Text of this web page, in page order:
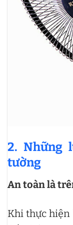
2. Những
tường
An toàn là
Khi thực hiện